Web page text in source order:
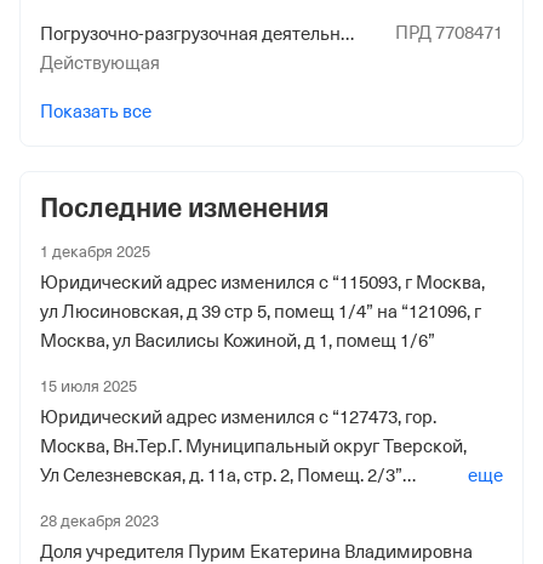
Регистрационный номер ФссРФ
1020498349
Дата регистрации
Наименование территориального органа
Московской обл.
Погрузочно-разгрузочная деятельность применительно к опасным грузам на железнодорожном транспорте
ПРД 7708471
Действующая
Показать все
Последние изменения
1 декабря 2025
Юридический адрес изменился с “115093, г Москва,
ул Люсиновская, д 39 стр 5, помещ 1/4” на “121096, г
Москва, ул Василисы Кожиной, д 1, помещ 1/6”
15 июля 2025
Юридический адрес изменился с “127473, гор.
Москва, Вн.Тер.Г. Муниципальный округ Тверской,
Ул Селезневская, д. 11а, стр. 2, Помещ. 2/3”
помещ 1/4”
еще
28 декабря 2023
Доля учредителя Пурим Екатерина Владимировна